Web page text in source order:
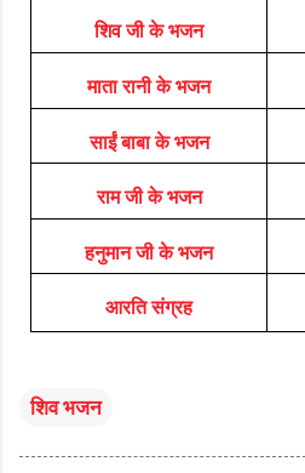
शिव जी के भजन
माता रानी के भजन
साईं बाबा के भजन
राम जी के भजन
हनुमान जी के भजन
आरति संग्रह
शिव भजन